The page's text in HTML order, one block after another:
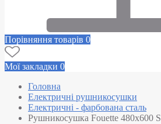
Порівняння товарів 0
Мої закладки 0
Головна
Електричні рушникосушки
Електричні - фарбована сталь
Рушникосушка Fouette 480х600